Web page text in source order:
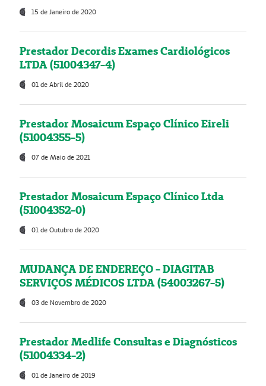
15 de Janeiro de 2020
Prestador Decordis Exames Cardiológicos
LTDA (51004347-4)
01 de Abril de 2020
Prestador Mosaicum Espaço Clínico Eireli
(51004355-5)
07 de Maio de 2021
Prestador Mosaicum Espaço Clínico Ltda
(51004352-0)
01 de Outubro de 2020
MUDANÇA DE ENDEREÇO - DIAGITAB
SERVIÇOS MÉDICOS LTDA (54003267-5)
03 de Novembro de 2020
Prestador Medlife Consultas e Diagnósticos
(51004334-2)
01 de Janeiro de 2019